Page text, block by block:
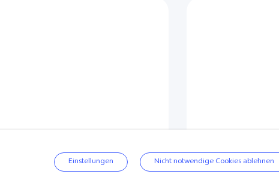
Einstellungen Nicht notwendige Cookies ablehnen